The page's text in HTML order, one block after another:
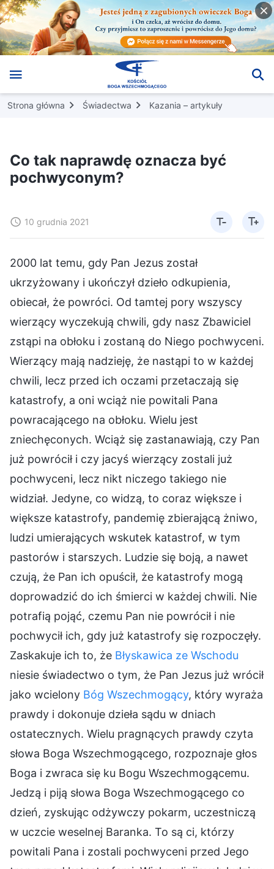
Strona główna Świadectwa Kazania – artykuły
Co tak naprawdę oznacza być
pochwyconym?
10 grudnia 2021
2000 lat temu, gdy Pan Jezus został
ukrzyżowany i ukończył dzieło odkupienia,
obiecał, że powróci. Od tamtej pory wszyscy
wierzący wyczekują chwili, gdy nasz Zbawiciel
zstąpi na obłoku i zostaną do Niego pochwyceni.
Wierzący mają nadzieję, że nastąpi to w każdej
chwili, lecz przed ich oczami przetaczają się
katastrofy, a oni wciąż nie powitali Pana
powracającego na obłoku. Wielu jest
zniechęconych. Wciąż się zastanawiają, czy Pan
już powrócił i czy jacyś wierzący zostali już
pochwyceni, lecz nikt niczego takiego nie
widział. Jedyne, co widzą, to coraz większe i
większe katastrofy, pandemię zbierającą żniwo,
ludzi umierających wskutek katastrof, w tym
pastorów i starszych. Ludzie się boją, a nawet
czują, że Pan ich opuścił, że katastrofy mogą
doprowadzić do ich śmierci w każdej chwili. Nie
potrafią pojąć, czemu Pan nie powrócił i nie
pochwycił ich, gdy już katastrofy się rozpoczęły.
Zaskakuje ich to, że Błyskawica ze Wschodu
niesie świadectwo o tym, że Pan Jezus już wrócił
jako wcielony Bóg Wszechmogący, który wyraża
prawdy i dokonuje dzieła sądu w dniach
ostatecznych. Wielu pragnących prawdy czyta
słowa Boga Wszechmogącego, rozpoznaje głos
Boga i zwraca się ku Bogu Wszechmogącemu.
Jedzą i piją słowa Boga Wszechmogącego co
dzień, zyskując odżywczy pokarm, uczestniczą
w uczcie weselnej Baranka. To są ci, którzy
powitali Pana i zostali pochwyceni przed Jego